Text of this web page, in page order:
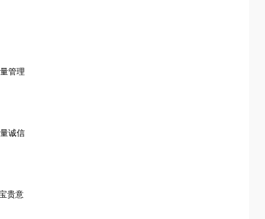
管理
诚信
贵意